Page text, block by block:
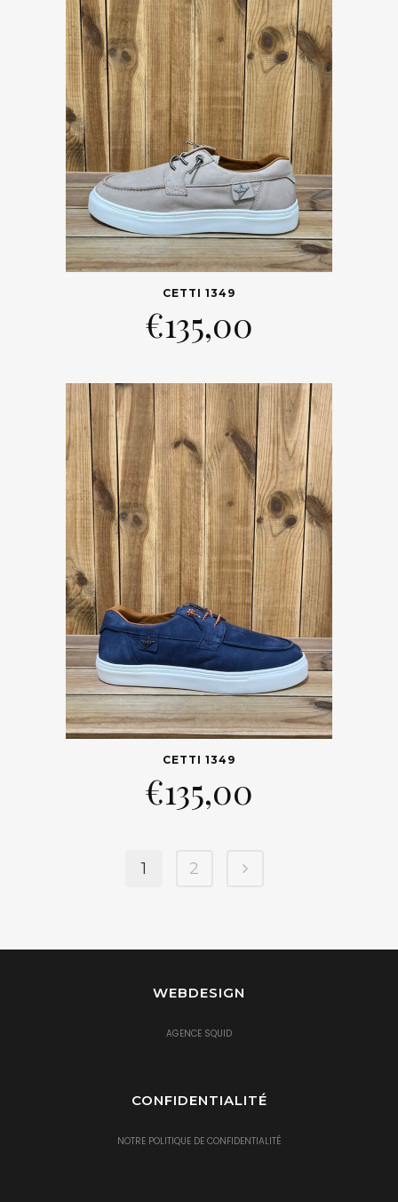
CETTI 1349
€135,00
CETTI 1349
€135,00
1 2
WEBDESIGN
AGENCE SQUID
CONFIDENTIALITÉ
NOTRE POLITIQUE DE CONFIDENTIALITÉ